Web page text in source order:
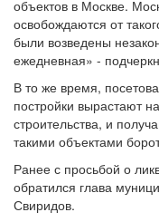
объектов в Москве.
освобождаются от
были возведены
ежедневная» -
В то же время,
постройки вырастают
строительства, и
такими объектами
Ранее с просьбой о
обратился глава
Свиридов.